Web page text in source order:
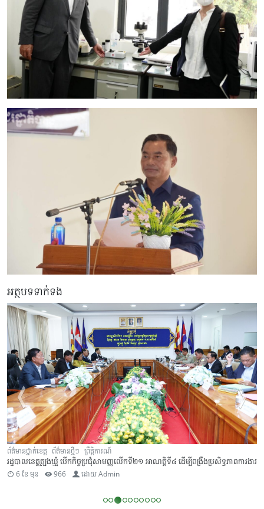
អត្ថបទទាក់ទង
ព័ត៌មានថ្នាក់ខេត្ត ព័ត៌មានថ្មីៗ ព្រឹត្តិការណ៍
រដ្ឋបាលខេត្តត្បូងឃ្មុំ បើកកិច្ចប្រជុំសាមញ្ញលើកទី២១ អាណត្តិទី៤ ដើម្បីពង្រឹងប្រសិទ្ធភាពការងារ
6 ខែ មុន 966 ដោយAdmin